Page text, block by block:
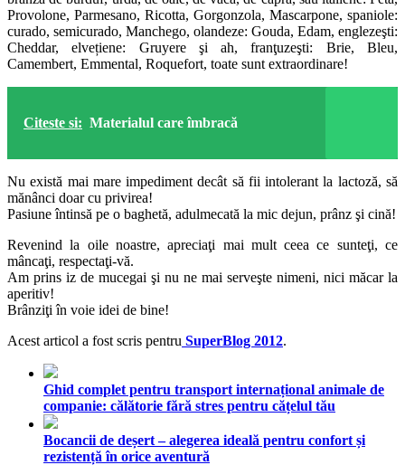
Provolone, Parmesano, Ricotta, Gorgonzola, Mascarpone, spaniole:
curado, semicurado, Manchego, olandeze: Gouda, Edam, englezeşti:
Cheddar, elvețiene: Gruyere şi ah, franţuzeşti: Brie, Bleu,
Camembert, Emmental, Roquefort, toate sunt extraordinare!
Citeste si: Materialul care îmbracă
Nu există mai mare impediment decât să fii intolerant la lactoză, să
mănânci doar cu privirea!
Pasiune întinsă pe o baghetă, adulmecată la mic dejun, prânz şi cină!
Revenind la oile noastre, apreciaţi mai mult ceea ce sunteţi, ce
mâncaţi, respectaţi-vă.
Am prins iz de mucegai şi nu ne mai serveşte nimeni, nici măcar la
aperitiv!
Brânziţi în voie idei de bine!
Acest articol a fost scris pentru SuperBlog 2012.
Ghid complet pentru transport internațional animale de
companie: călătorie fără stres pentru cățelul tău
Bocancii de deșert – alegerea ideală pentru confort și
rezistență în orice aventură